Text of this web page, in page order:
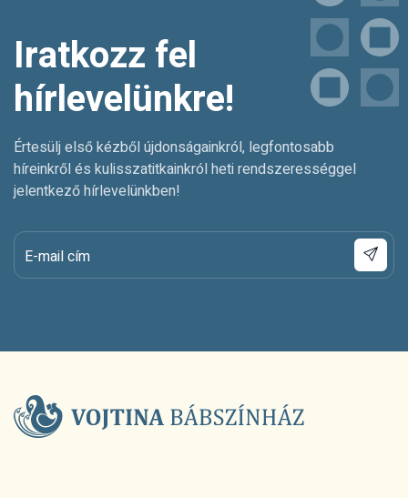
Iratkozz fel
hírlevelünkre!
Értesülj első kézből újdonságainkról, legfontosabb
híreinkről és kulisszatitkainkról heti rendszerességgel
jelentkező hírlevelünkben!
E-mail cím